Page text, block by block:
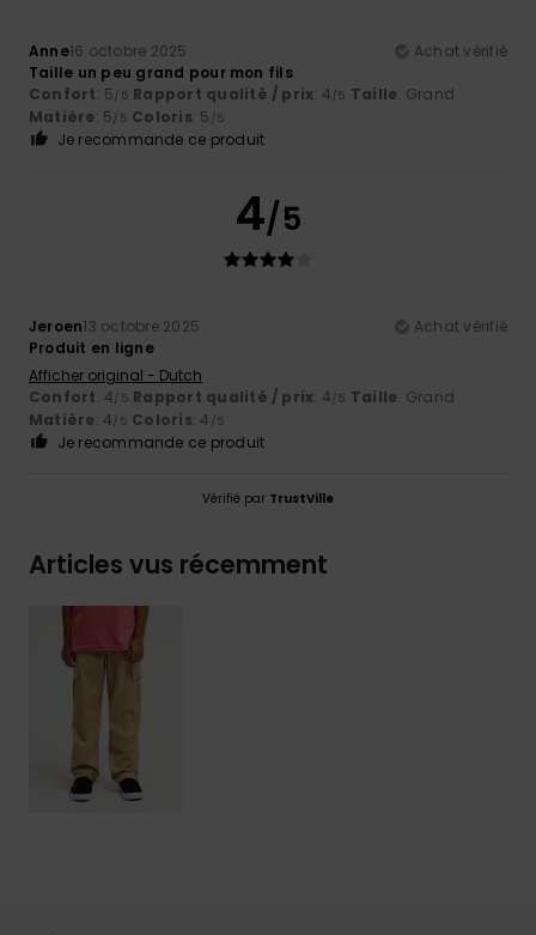
Anne16 octobre 2025
Achat vérifié
Taille un peu grand pour mon fils
Confort: 5/5 Rapport qualité / prix: 4/5 Taille: Grand
Matière: 5/5 Coloris: 5 /5
Je recommande ce produit
4/5
Jeroen13 octobre 2025
Achat vérifié
Produit en ligne
Afficher original - Dutch
Confort: 4/5 Rapport qualité / prix: 4/5 Taille: Grand
Matière: 4/5 Coloris: 4 /5
Je recommande ce produit
Vérifié par TrustVille
Articles vus récemment